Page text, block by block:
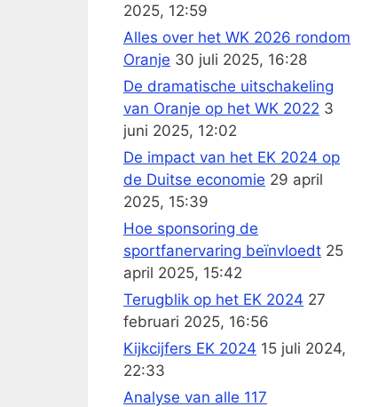
2025, 12:59
Alles over het WK 2026 rondom
Oranje 30 juli 2025, 16:28
De dramatische uitschakeling
van Oranje op het WK 2022 3
juni 2025, 12:02
De impact van het EK 2024 op
de Duitse economie 29 april
2025, 15:39
Hoe sponsoring de
sportfanervaring beïnvloedt 25
april 2025, 15:42
Terugblik op het EK 2024 27
februari 2025, 16:56
Kijkcijfers EK 2024 15 juli 2024,
22:33
Analyse van alle 117